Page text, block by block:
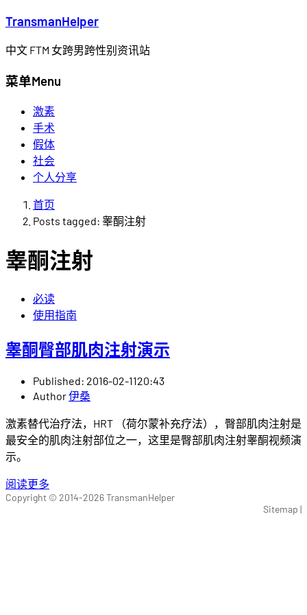
TransmanHelper
中文 FTM 女跨男跨性别资讯站
菜单Menu
激素
手术
假体
社会
个人分享
首页
Posts tagged: 睾酮注射
睾酮注射
必读
使用指南
睾酮臀部肌肉注射演示
Published: 2016-02-1120:43
Author伊桑
激素替代治疗法，HRT （荷尔蒙补充疗法），臀部肌肉注射是
最安全的肌肉注射部位之一，这里是臀部肌肉注射睾酮视频演
示。
阅读更多
Copyright © 2014-2026TransmanHelper
Sitemap |